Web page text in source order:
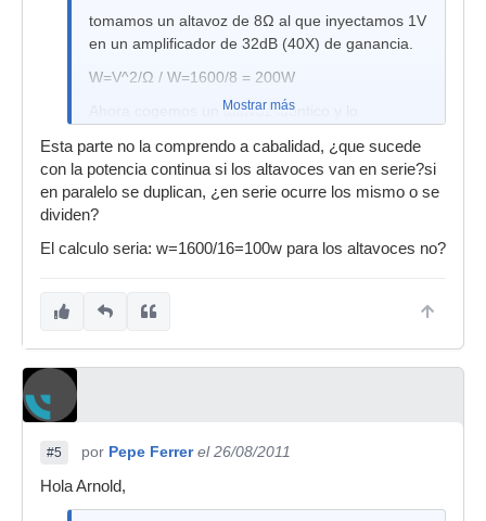
tomamos un altavoz de 8Ω al que inyectamos 1V
en un amplificador de 32dB (40X) de ganancia.
W=V^2/Ω / W=1600/8 = 200W
Ahora cogemos un altavoz identico y lo
de 4Ω
W=1600/4 = 400W.
Mostrar más
Esta parte no la comprendo a cabalidad, ¿que sucede
con la potencia continua si los altavoces van en serie?si
en paralelo se duplican, ¿en serie ocurre los mismo o se
dividen?
El calculo seria: w=1600/16=100w para los altavoces no?
#5 por Pepe Ferrer el 26/08/2011
Hola Arnold,